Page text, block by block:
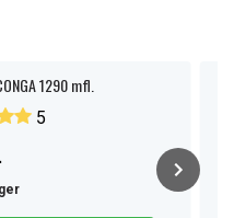
1290 mfl.
5